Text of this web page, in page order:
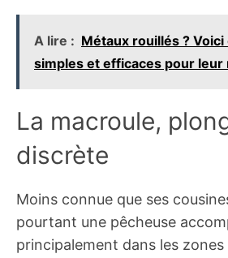
A lire : Métaux rouillés ?
simples et efficaces pour leur
La macroule,
discrète
Moins connue que ses
pourtant une pêcheuse
principalement dans les